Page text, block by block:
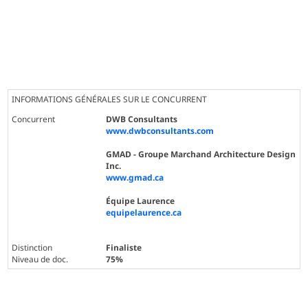
INFORMATIONS GÉNÉRALES SUR LE CONCURRENT
Concurrent
DWB Consultants
www.dwbconsultants.com
GMAD - Groupe Marchand Architecture Design
Inc.
www.gmad.ca
Équipe Laurence
equipelaurence.ca
Distinction
Finaliste
Niveau de doc.
75%